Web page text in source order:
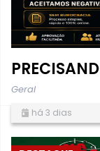
Geral
há 3 dias